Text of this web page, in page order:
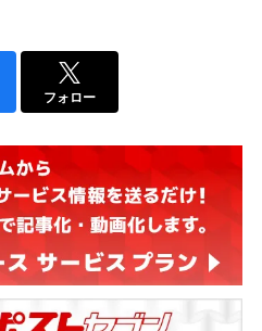
フォロー